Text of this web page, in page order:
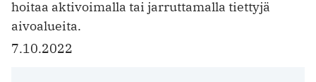
hoitaa aktivoimalla tai jarruttamalla tiettyjä
aivoalueita.
7.10.2022